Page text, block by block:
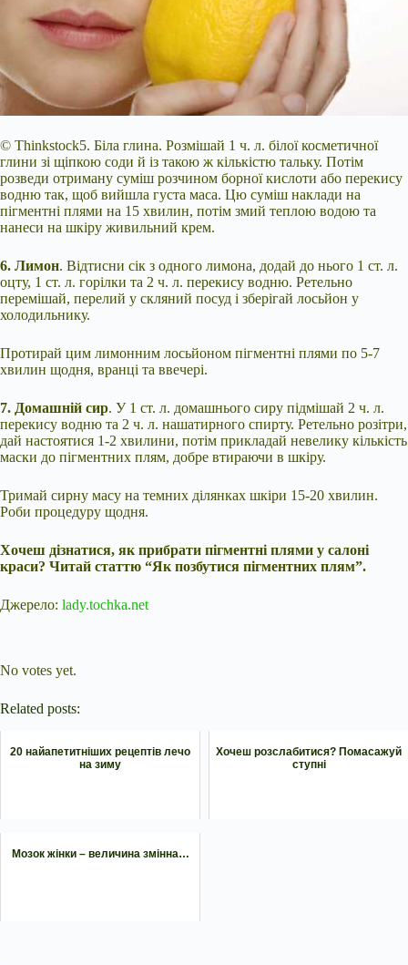
© Thinkstock5. Біла глина. Розмішай 1 ч. л. білої косметичної
глини зі щіпкою соди й із такою ж кількістю тальку. Потім
розведи отриману суміш розчином борної кислоти або перекису
водню так, щоб вийшла густа маса. Цю суміш наклади на
пігментні плями на 15 хвилин, потім змий теплою водою та
нанеси на шкіру живильний крем.
6. Лимон. Відтисни сік з одного лимона, додай до нього 1 ст. л.
оцту, 1 ст. л. горілки та 2 ч. л. перекису водню. Ретельно
перемішай, перелий у скляний посуд і зберігай лосьйон у
холодильнику.
Протирай цим лимонним лосьйоном пігментні плями по 5-7
хвилин щодня, вранці та ввечері.
7. Домашній сир. У 1 ст. л. домашнього сиру підмішай 2 ч. л.
перекису водню та 2 ч. л. нашатирного спирту. Ретельно розітри,
дай настоятися 1-2 хвилини, потім прикладай невелику кількість
маски до пігментних плям, добре втираючи в шкіру.
Тримай сирну масу на темних ділянках шкіри 15-20 хвилин.
Роби процедуру щодня.
Хочеш дізнатися, як прибрати пігментні плями у салоні
краси? Читай статтю “Як позбутися пігментних плям”.
Джерело: lady.tochka.net
No votes yet.
Related posts:
20 найапетитніших рецептів лечо
на зиму
Хочеш розслабитися? Помасажуй
ступні
Мозок жінки – величина змінна…